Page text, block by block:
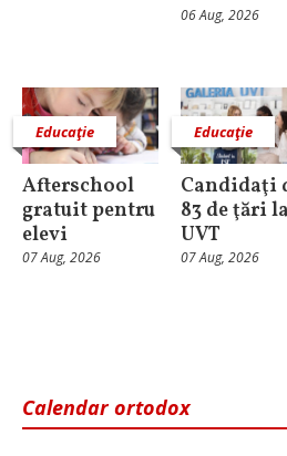
06 Aug, 2026
Educaţie
Afterschool
gratuit pentru
elevi
07 Aug, 2026
Educaţie
Candidaţi
83 de ţări la
UVT
07 Aug, 2026
Calendar ortodox